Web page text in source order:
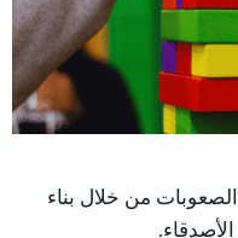
من خلال بناء